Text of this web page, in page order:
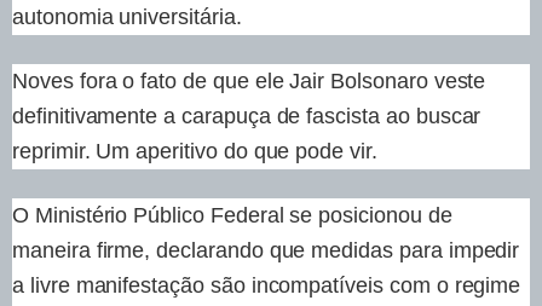
autonomia universitária.
Noves fora o fato de que ele Jair Bolsonaro veste
definitivamente a carapuça de fascista ao buscar
reprimir. Um aperitivo do que pode vir.
O Ministério Público Federal se posicionou de
maneira firme, declarando que medidas para impedir
a livre manifestação são incompatíveis com o regime